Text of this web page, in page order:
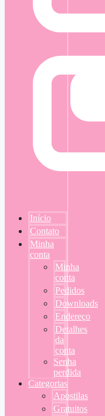
Início
Contato
Minha
conta
Minha
conta
Pedidos
Downloads
Endereço
Detalhes
da
conta
Senha
perdida
Categorias
Apostilas
Gratuitos